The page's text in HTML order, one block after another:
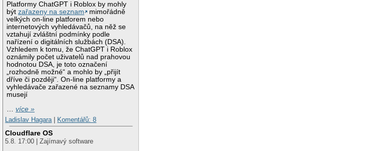
Platformy ChatGPT i Roblox by mohly
býtzařazeny na seznam
mimořádně
velkých on-line platforem nebo
internetových vyhledávačů, na něž se
vztahují zvláštní podmínky podle
nařízení o digitálních službách (DSA).
Vzhledem k tomu, že ChatGPT i Roblox
oznámily počet uživatelů nad prahovou
hodnotou DSA, je toto označení
„rozhodně možné“ a mohlo by „přijít
dříve či později“. On-line platformy a
vyhledávače zařazené na seznamy DSA
musejí
…více »
Ladislav Hagara| Komentářů: 8
Cloudflare OS
5.8. 17:00 | Zajímavý software